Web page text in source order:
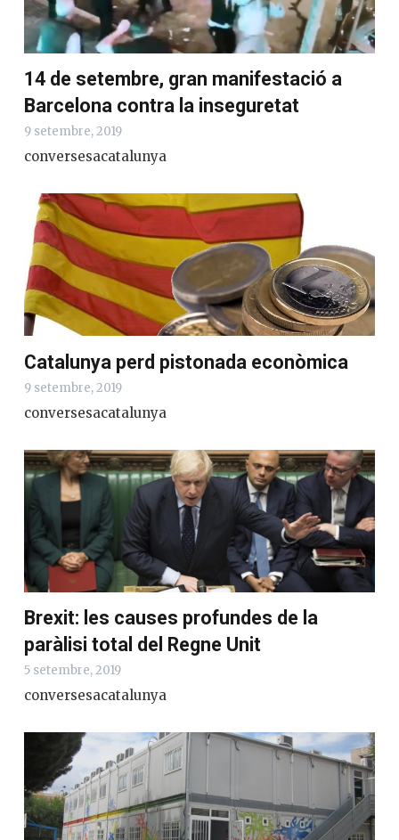
14 de setembre, gran manifestació a
Barcelona contra la inseguretat
9 setembre, 2019
conversesacatalunya
Catalunya perd pistonada econòmica
9 setembre, 2019
conversesacatalunya
Brexit: les causes profundes de la
paràlisi total del Regne Unit
5 setembre, 2019
conversesacatalunya